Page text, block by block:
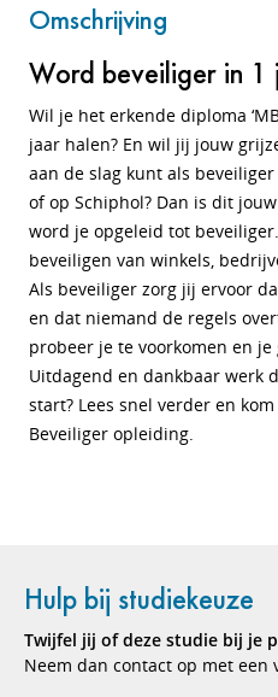
Omschrijving
Word beveiliger in 1
Wil je het erkende diploma
jaar halen? En wil jij jouw
aan de slag kunt als
of op Schiphol? Dan is dit
word je opgeleid tot
beveiligen van winkels,
Als beveiliger zorg jij ervoor
en dat niemand de regels
probeer je te voorkomen en
Uitdagend en dankbaar werk
start? Lees snel verder en
Beveiliger opleiding.
Hulp bij studiekeuze
Twijfel jij of deze studie bij je
Neem dan contact op met een